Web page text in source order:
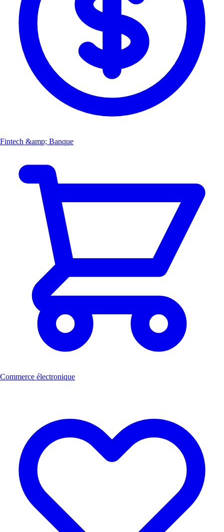
Fintech &amp; Banque
Commerce électronique